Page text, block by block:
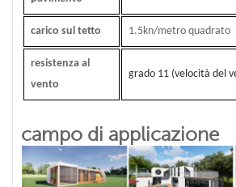
carico sul tetto 1.5kn/metro quadrato
resistenza al
vento
grado 11 (velocità del
campo di applicazione